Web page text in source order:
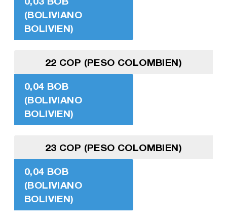
(BOLIVIANO
BOLIVIEN)
22 COP (PESO COLOMBIEN)
0,04 BOB
(BOLIVIANO
BOLIVIEN)
23 COP (PESO COLOMBIEN)
0,04 BOB
(BOLIVIANO
BOLIVIEN)